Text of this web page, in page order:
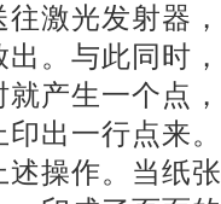
激光发射器
。与此同时
产生一个点
出一行点来
述操作。当纸